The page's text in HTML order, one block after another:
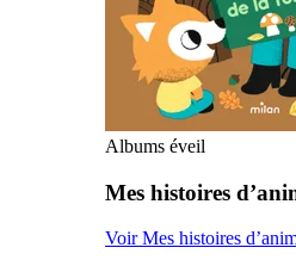
Albums éveil
Mes histoires
Voir Mes histoires